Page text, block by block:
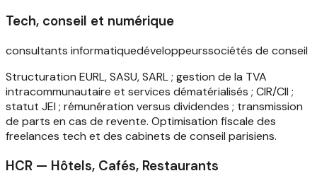
Tech, conseil et numérique
consultants informatiquedéveloppeurssociétés de conseil
Structuration EURL, SASU, SARL ; gestion de la TVA
intracommunautaire et services dématérialisés ; CIR/CII ;
statut JEI ; rémunération versus dividendes ; transmission
de parts en cas de revente. Optimisation fiscale des
freelances tech et des cabinets de conseil parisiens.
HCR — Hôtels, Cafés, Restaurants